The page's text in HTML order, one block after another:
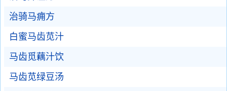
治骑马痈方
白蜜马齿苋汁
马齿觅藕汁饮
马齿苋绿豆汤